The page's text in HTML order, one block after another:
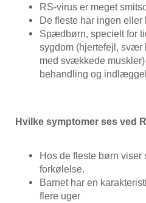
RS-virus er meget
De fleste har ingen eller
Spædbørn, specielt for
sygdom (hjertefejl, svær
med svækkede
behandling og
Hvilke symptomer ses ved
Hos de fleste børn
forkølelse.
Barnet har en
flere uger